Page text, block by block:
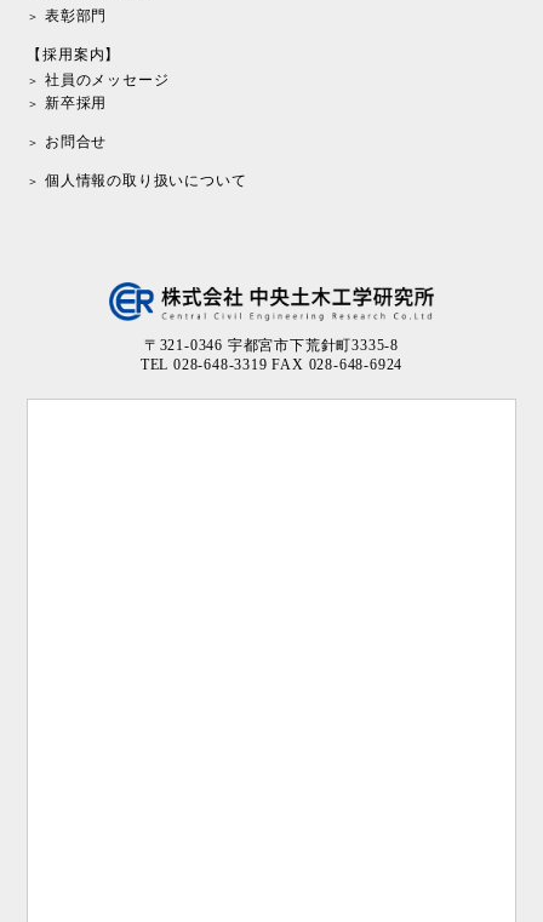
表彰部門
【採用案内】
社員のメッセージ
新卒採用
お問合せ
個人情報の取り扱いについて
〒321-0346 宇都宮市下荒針町3335-8
TEL 028-648-3319 FAX 028-648-6924